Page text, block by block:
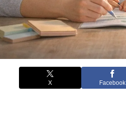
X Facebook